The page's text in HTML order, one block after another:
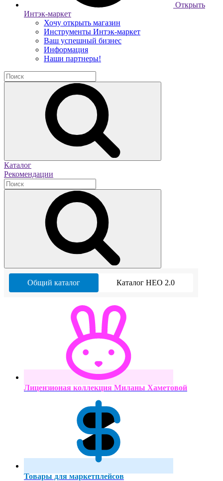
Открыть
Интэк-маркет
Хочу открыть магазин
Инструменты Интэк-маркет
Ваш успешный бизнес
Информация
Наши партнеры!
Каталог
Рекомендации
Общий каталог Каталог НЕО 2.0
Лицензионая коллекция Миланы Хаметовой
Товары для маркетплейсов